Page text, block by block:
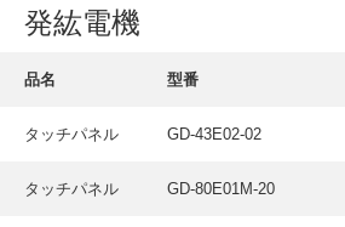
COMPANY PROFILE
INTERVIEW
発紘電機
品名 型番
タッチパネル GD-43E02-02
タッチパネル GD-80E01M-20